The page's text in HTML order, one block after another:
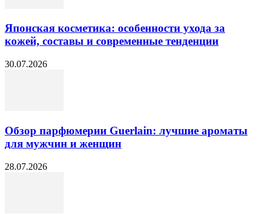
Японская косметика: особенности ухода за
кожей, составы и современные тенденции
30.07.2026
Обзор парфюмерии Guerlain: лучшие ароматы
для мужчин и женщин
28.07.2026